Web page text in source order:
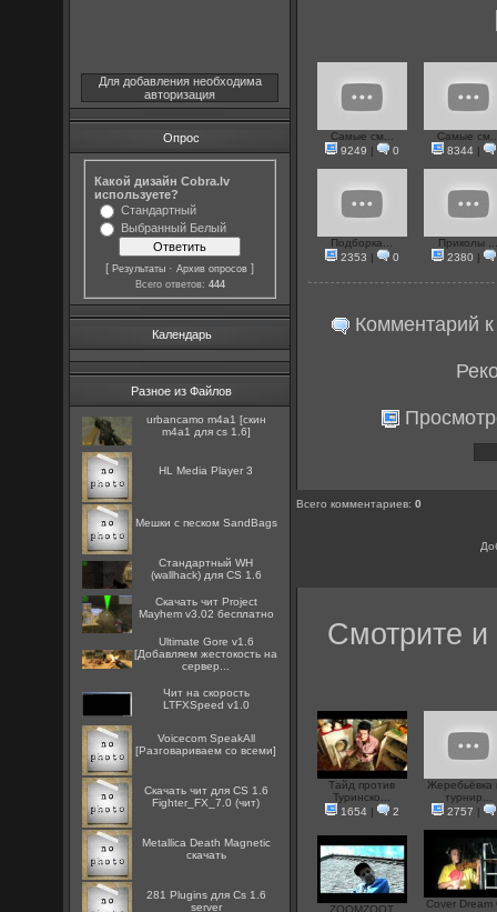
Для добавления необходима
авторизация
Опрос
Какой дизайн Cobra.lv
используете?
Стандартный
Выбранный Белый
[Результаты ·Архив опросов ]
Всего ответов: 444
Календарь
Разное из Файлов
urbancamo m4a1 [скин
m4a1 для cs 1.6]
HL Media Player 3
Мешки с песком SandBags
Стандартный WH
(wallhack) для CS 1.6
Скачать чит Project
Mayhem v3.02 бесплатно
Ultimate Gore v1.6
[Добавляем жестокость на
сервер...
Чит на скорость
LTFXSpeed v1.0
Voicecom SpeakAll
[Разговариваем со всеми]
Скачать чит для CS 1.6
Fighter_FX_7.0 (чит)
Metallica Death Magnetic
скачать
281 Plugins для Cs 1.6
server
Самые см...
9249 | 0
Самые
8344|
Подборка...
2353 | 0
Приколы
2380 |
Комментарий
Всего комментариев:0
Смотрите и
Тайд против
Туринско...
1654| 2
Жеребьёвка
турнир...
2757 |
ZOOMZOOT
Cover Dream